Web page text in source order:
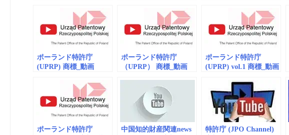
ポーランド特許庁
(UPRP) 商標_動画
ポーランド特許庁
（UPRP） 商標_動画
ポーランド特許庁
(UPRP) vol.1 商標_動画
ポーランド特許庁
中国知的財産関連news
特許庁 (JPO Channel)